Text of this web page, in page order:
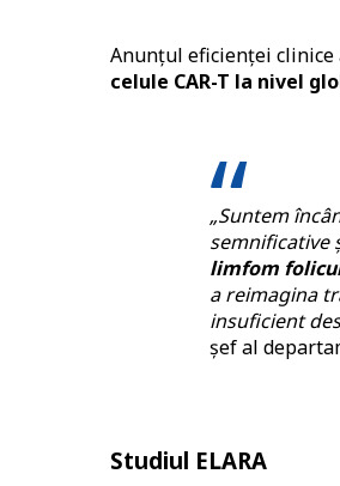
Anunțul eficienței clinice
celule CAR-T la nivel
„Suntem
semnificative
limfom
a reimagina
insuficient
șef al
Studiul ELARA